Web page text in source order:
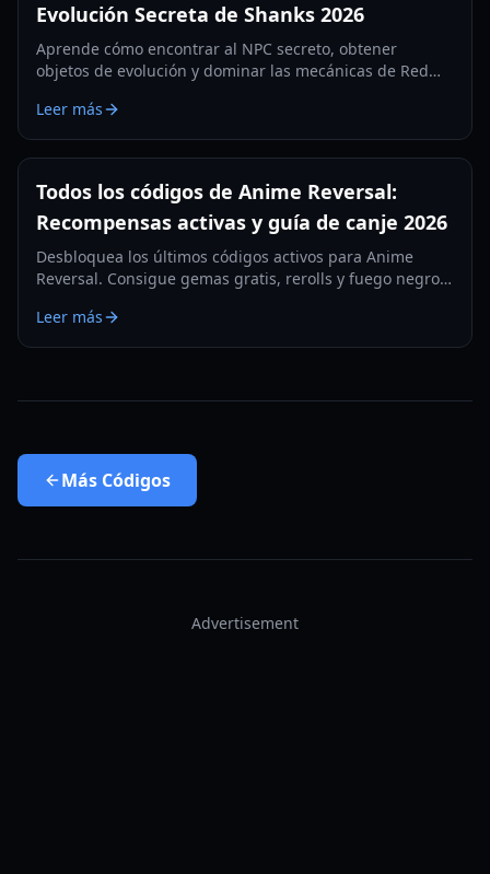
Evolución Secreta de Shanks 2026
Aprende cómo encontrar al NPC secreto, obtener
objetos de evolución y dominar las mecánicas de Red
Shanks. Actualizado para 2026.
Leer más
Todos los códigos de Anime Reversal:
Recompensas activas y guía de canje 2026
Desbloquea los últimos códigos activos para Anime
Reversal. Consigue gemas gratis, rerolls y fuego negro
batalla de torre de defensa.
Leer más
Más Códigos
Advertisement